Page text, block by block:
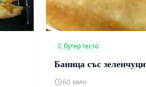
С бутер тесто
Баница със зеленчуци
60 мин